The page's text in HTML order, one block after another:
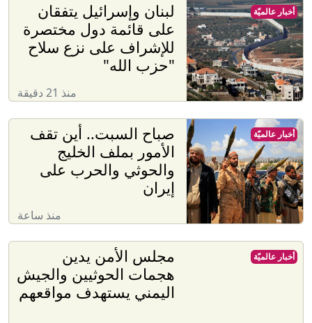
لبنان وإسرائيل يتفقان
على قائمة دول مختصرة
للإشراف على نزع سلاح
"حزب الله"
منذ 21 دقيقة
أخبار عالميّة
صباح السبت.. أين تقف
الأمور بملف الخليج
والحوثي والحرب على
إيران
منذ ساعة
أخبار عالميّة
مجلس الأمن يدين
هجمات الحوثيين والجيش
اليمني يستهدف مواقعهم
أخبار عالميّة